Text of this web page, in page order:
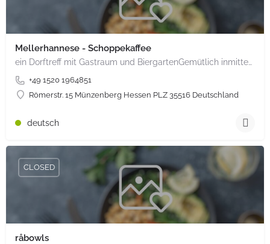
Mellerhannese - Schoppekaffee
ein Dorftreff mit Gastraum und BiergartenGemütlich inmitten unserem idyllischen Trais Münzenberg, entlang…
+49 1520 1964851
Römerstr. 15 Münzenberg Hessen PLZ 35516 Deutschland
deutsch
råbowls
CLOSED